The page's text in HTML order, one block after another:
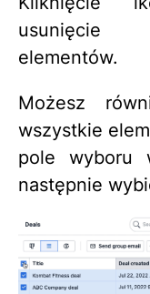
usunięcie
elementów.
Możesz
wszystkie
pole wyboru
następnie